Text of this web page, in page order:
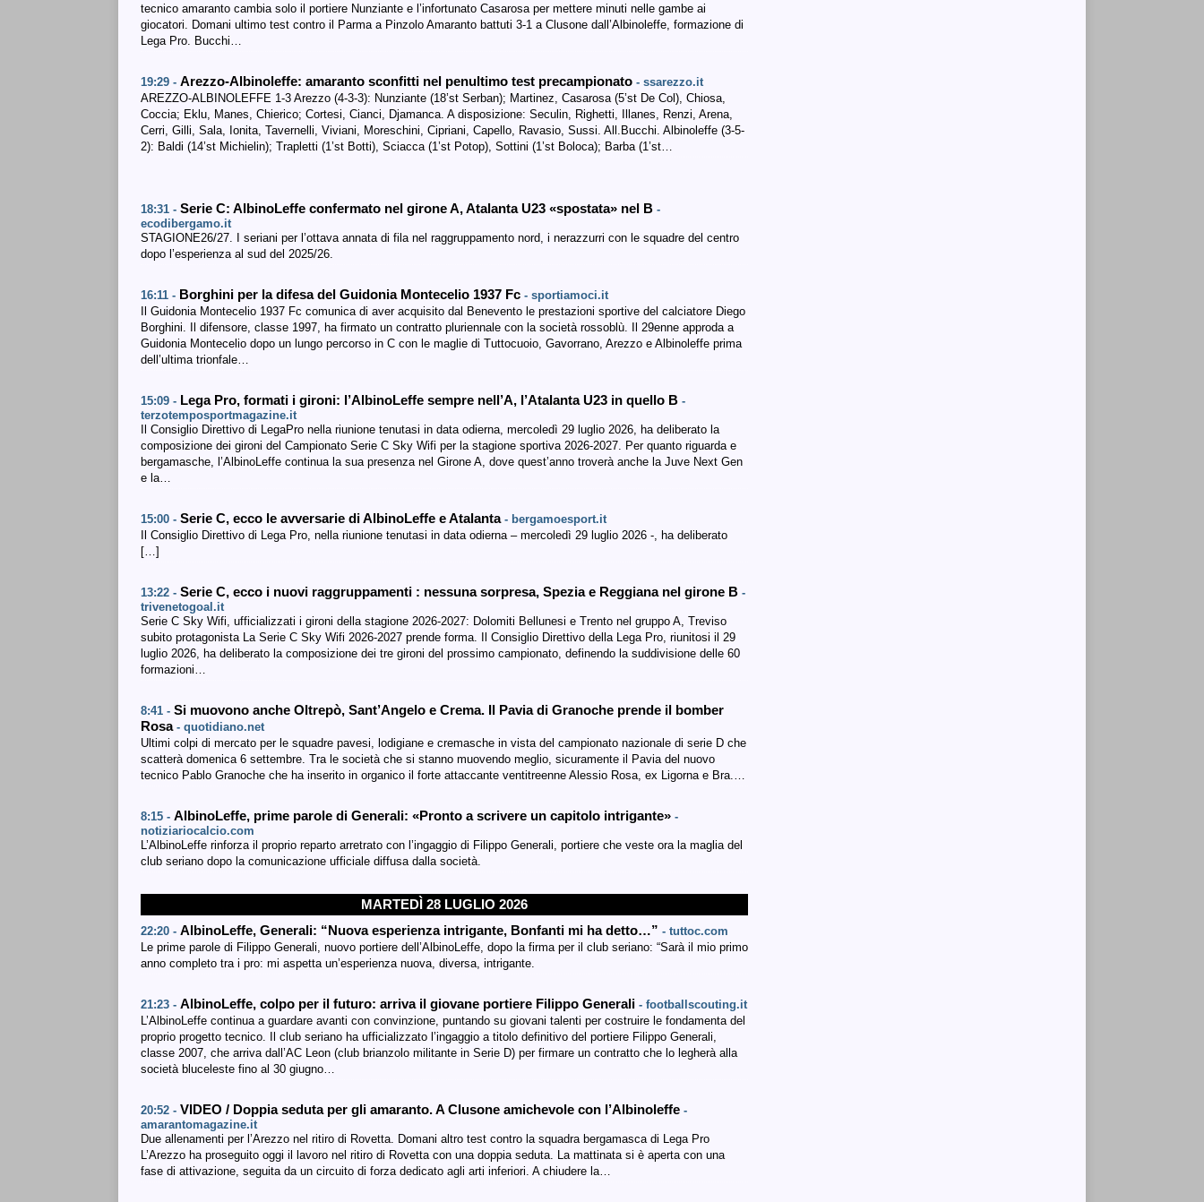
tecnico amaranto cambia solo il portiere Nunziante e l’infortunato Casarosa per mettere minuti nelle gambe ai
giocatori. Domani ultimo test contro il Parma a Pinzolo Amaranto battuti 3-1 a Clusone dall’Albinoleffe, formazione di
Lega Pro. Bucchi…
19:29 - Arezzo-Albinoleffe: amaranto sconfitti nel penultimo test precampionato - ssarezzo.it
AREZZO-ALBINOLEFFE 1-3 Arezzo (4-3-3): Nunziante (18’st Serban); Martinez, Casarosa (5’st De Col), Chiosa,
Coccia; Eklu, Manes, Chierico; Cortesi, Cianci, Djamanca. A disposizione: Seculin, Righetti, Illanes, Renzi, Arena,
Cerri, Gilli, Sala, Ionita, Tavernelli, Viviani, Moreschini, Cipriani, Capello, Ravasio, Sussi. All.Bucchi. Albinoleffe (3-5-
2): Baldi (14’st Michielin); Trapletti (1’st Botti), Sciacca (1’st Potop), Sottini (1’st Boloca); Barba (1’st…
18:31 - Serie C: AlbinoLeffe confermato nel girone A, Atalanta U23 «spostata» nel B -
ecodibergamo.it
STAGIONE26/27. I seriani per l’ottava annata di fila nel raggruppamento nord, i nerazzurri con le squadre del centro
dopo l’esperienza al sud del 2025/26.
16:11 - Borghini per la difesa del Guidonia Montecelio 1937 Fc - sportiamoci.it
Il Guidonia Montecelio 1937 Fc comunica di aver acquisito dal Benevento le prestazioni sportive del calciatore Diego
Borghini. Il difensore, classe 1997, ha firmato un contratto pluriennale con la società rossoblù. Il 29enne approda a
Guidonia Montecelio dopo un lungo percorso in C con le maglie di Tuttocuoio, Gavorrano, Arezzo e Albinoleffe prima
dell’ultima trionfale…
15:09 - Lega Pro, formati i gironi: l’AlbinoLeffe sempre nell’A, l’Atalanta U23 in quello B -
terzotemposportmagazine.it
Il Consiglio Direttivo di LegaPro nella riunione tenutasi in data odierna, mercoledì 29 luglio 2026, ha deliberato la
composizione dei gironi del Campionato Serie C Sky Wifi per la stagione sportiva 2026-2027. Per quanto riguarda e
bergamasche, l’AlbinoLeffe continua la sua presenza nel Girone A, dove quest’anno troverà anche la Juve Next Gen
e la…
15:00 - Serie C, ecco le avversarie di AlbinoLeffe e Atalanta - bergamoesport.it
Il Consiglio Direttivo di Lega Pro, nella riunione tenutasi in data odierna – mercoledì 29 luglio 2026 -, ha deliberato
[…]
13:22 - Serie C, ecco i nuovi raggruppamenti : nessuna sorpresa, Spezia e Reggiana nel girone B -
trivenetogoal.it
Serie C Sky Wifi, ufficializzati i gironi della stagione 2026-2027: Dolomiti Bellunesi e Trento nel gruppo A, Treviso
subito protagonista La Serie C Sky Wifi 2026-2027 prende forma. Il Consiglio Direttivo della Lega Pro, riunitosi il 29
luglio 2026, ha deliberato la composizione dei tre gironi del prossimo campionato, definendo la suddivisione delle 60
formazioni…
8:41 - Si muovono anche Oltrepò, Sant’Angelo e Crema. Il Pavia di Granoche prende il bomber
Rosa - quotidiano.net
Ultimi colpi di mercato per le squadre pavesi, lodigiane e cremasche in vista del campionato nazionale di serie D che
scatterà domenica 6 settembre. Tra le società che si stanno muovendo meglio, sicuramente il Pavia del nuovo
tecnico Pablo Granoche che ha inserito in organico il forte attaccante ventitreenne Alessio Rosa, ex Ligorna e Bra.…
8:15 - AlbinoLeffe, prime parole di Generali: «Pronto a scrivere un capitolo intrigante» -
notiziariocalcio.com
L’AlbinoLeffe rinforza il proprio reparto arretrato con l’ingaggio di Filippo Generali, portiere che veste ora la maglia del
club seriano dopo la comunicazione ufficiale diffusa dalla società.
MARTEDÌ 28 LUGLIO 2026
22:20 - AlbinoLeffe, Generali: “Nuova esperienza intrigante, Bonfanti mi ha detto…” - tuttoc.com
Le prime parole di Filippo Generali, nuovo portiere dell’AlbinoLeffe, dopo la firma per il club seriano: “Sarà il mio primo
anno completo tra i pro: mi aspetta un’esperienza nuova, diversa, intrigante.
21:23 - AlbinoLeffe, colpo per il futuro: arriva il giovane portiere Filippo Generali - footballscouting.it
L’AlbinoLeffe continua a guardare avanti con convinzione, puntando su giovani talenti per costruire le fondamenta del
proprio progetto tecnico. Il club seriano ha ufficializzato l’ingaggio a titolo definitivo del portiere Filippo Generali,
classe 2007, che arriva dall’AC Leon (club brianzolo militante in Serie D) per firmare un contratto che lo legherà alla
società bluceleste fino al 30 giugno…
20:52 - VIDEO / Doppia seduta per gli amaranto. A Clusone amichevole con l’Albinoleffe -
amarantomagazine.it
Due allenamenti per l’Arezzo nel ritiro di Rovetta. Domani altro test contro la squadra bergamasca di Lega Pro
L’Arezzo ha proseguito oggi il lavoro nel ritiro di Rovetta con una doppia seduta. La mattinata si è aperta con una
fase di attivazione, seguita da un circuito di forza dedicato agli arti inferiori. A chiudere la…